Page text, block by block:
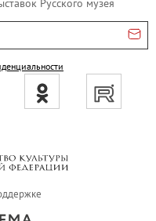
специальной
Русского музея